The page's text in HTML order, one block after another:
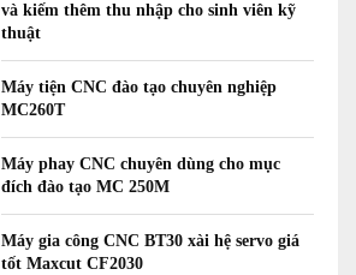
và kiếm thêm thu nhập cho sinh viên kỹ
thuật
Máy tiện CNC đào tạo chuyên nghiệp
MC260T
Máy phay CNC chuyên dùng cho mục
đích đào tạo MC 250M
Máy gia công CNC BT30 xài hệ servo giá
tốt Maxcut CF2030